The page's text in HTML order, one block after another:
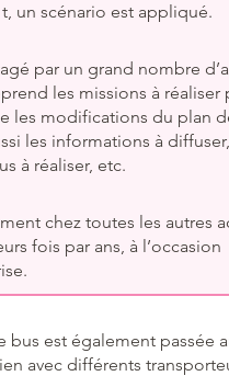
t, un scénario est appliqué.
par un grand nombre
les missions à réaliser
les modifications du plan
les informations à
à réaliser, etc.
chez toutes les autres
fois par ans, à l’occasion
bus est également passée
avec différents